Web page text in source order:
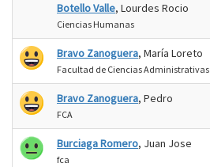
Botello Valle, Lourdes Rocio
Ciencias Humanas
Bravo Zanoguera, María Loreto
Facultad de Ciencias Administrativas
Bravo Zanoguera, Pedro
FCA
Burciaga Romero, Juan Jose
fca